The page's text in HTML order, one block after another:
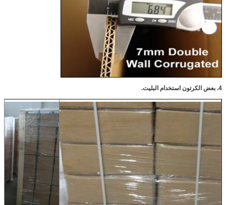
4. بعض الكرتون استخدام البليت.